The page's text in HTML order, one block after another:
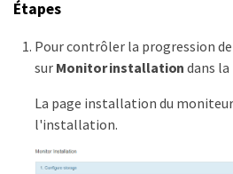
Étapes
Pour contrôler la progression
sur Monitor installation dans la
La page installation du
l'installation.